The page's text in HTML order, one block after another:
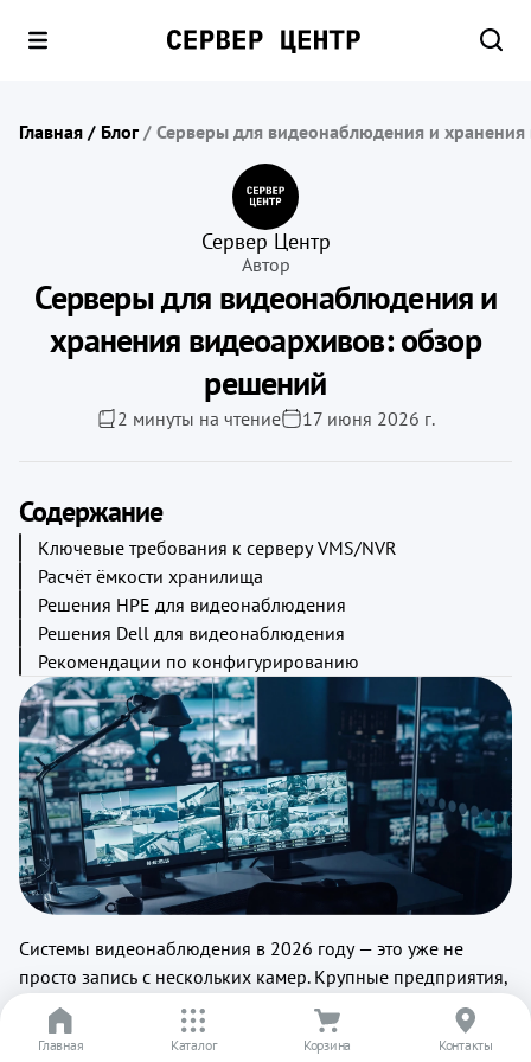
Главная / Блог / Серверы для видеонаблюдения и
Сервер Центр
Автор
Серверы для видеонаблюдения и
хранения видеоархивов: обзор
решений
2 минуты на чтение 17 июня 2026 г.
Системы видеонаблюдения в 2026 году — это уже не
просто запись с нескольких камер. Крупные предприятия,
торговые центры, аэропорты и промышленные объекты
эксплуатируют сотни и тысячи IP-камер высокого
Содержание
Ключевые требования к серверу VMS/NVR
Расчёт ёмкости хранилища
Решения HPE для видеонаблюдения
Решения Dell для видеонаблюдения
Рекомендации по конфигурированию
Главная Каталог Корзина Контакты